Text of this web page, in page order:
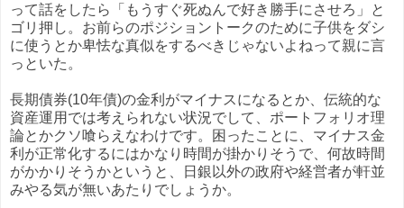
って話をしたら「もうすぐ死ぬんで好き勝手にさせろ」と
ゴリ押し。お前らのポジショントークのために子供をダシ
に使うとか卑怯な真似をするべきじゃないよねって親に言
っといた。
長期債券(10年債)の金利がマイナスになるとか、伝統的な
資産運用では考えられない状況でして、ポートフォリオ理
論とかクソ喰らえなわけです。困ったことに、マイナス金
利が正常化するにはかなり時間が掛かりそうで、何故時間
がかかりそうかというと、日銀以外の政府や経営者が軒並
みやる気が無いあたりでしょうか。